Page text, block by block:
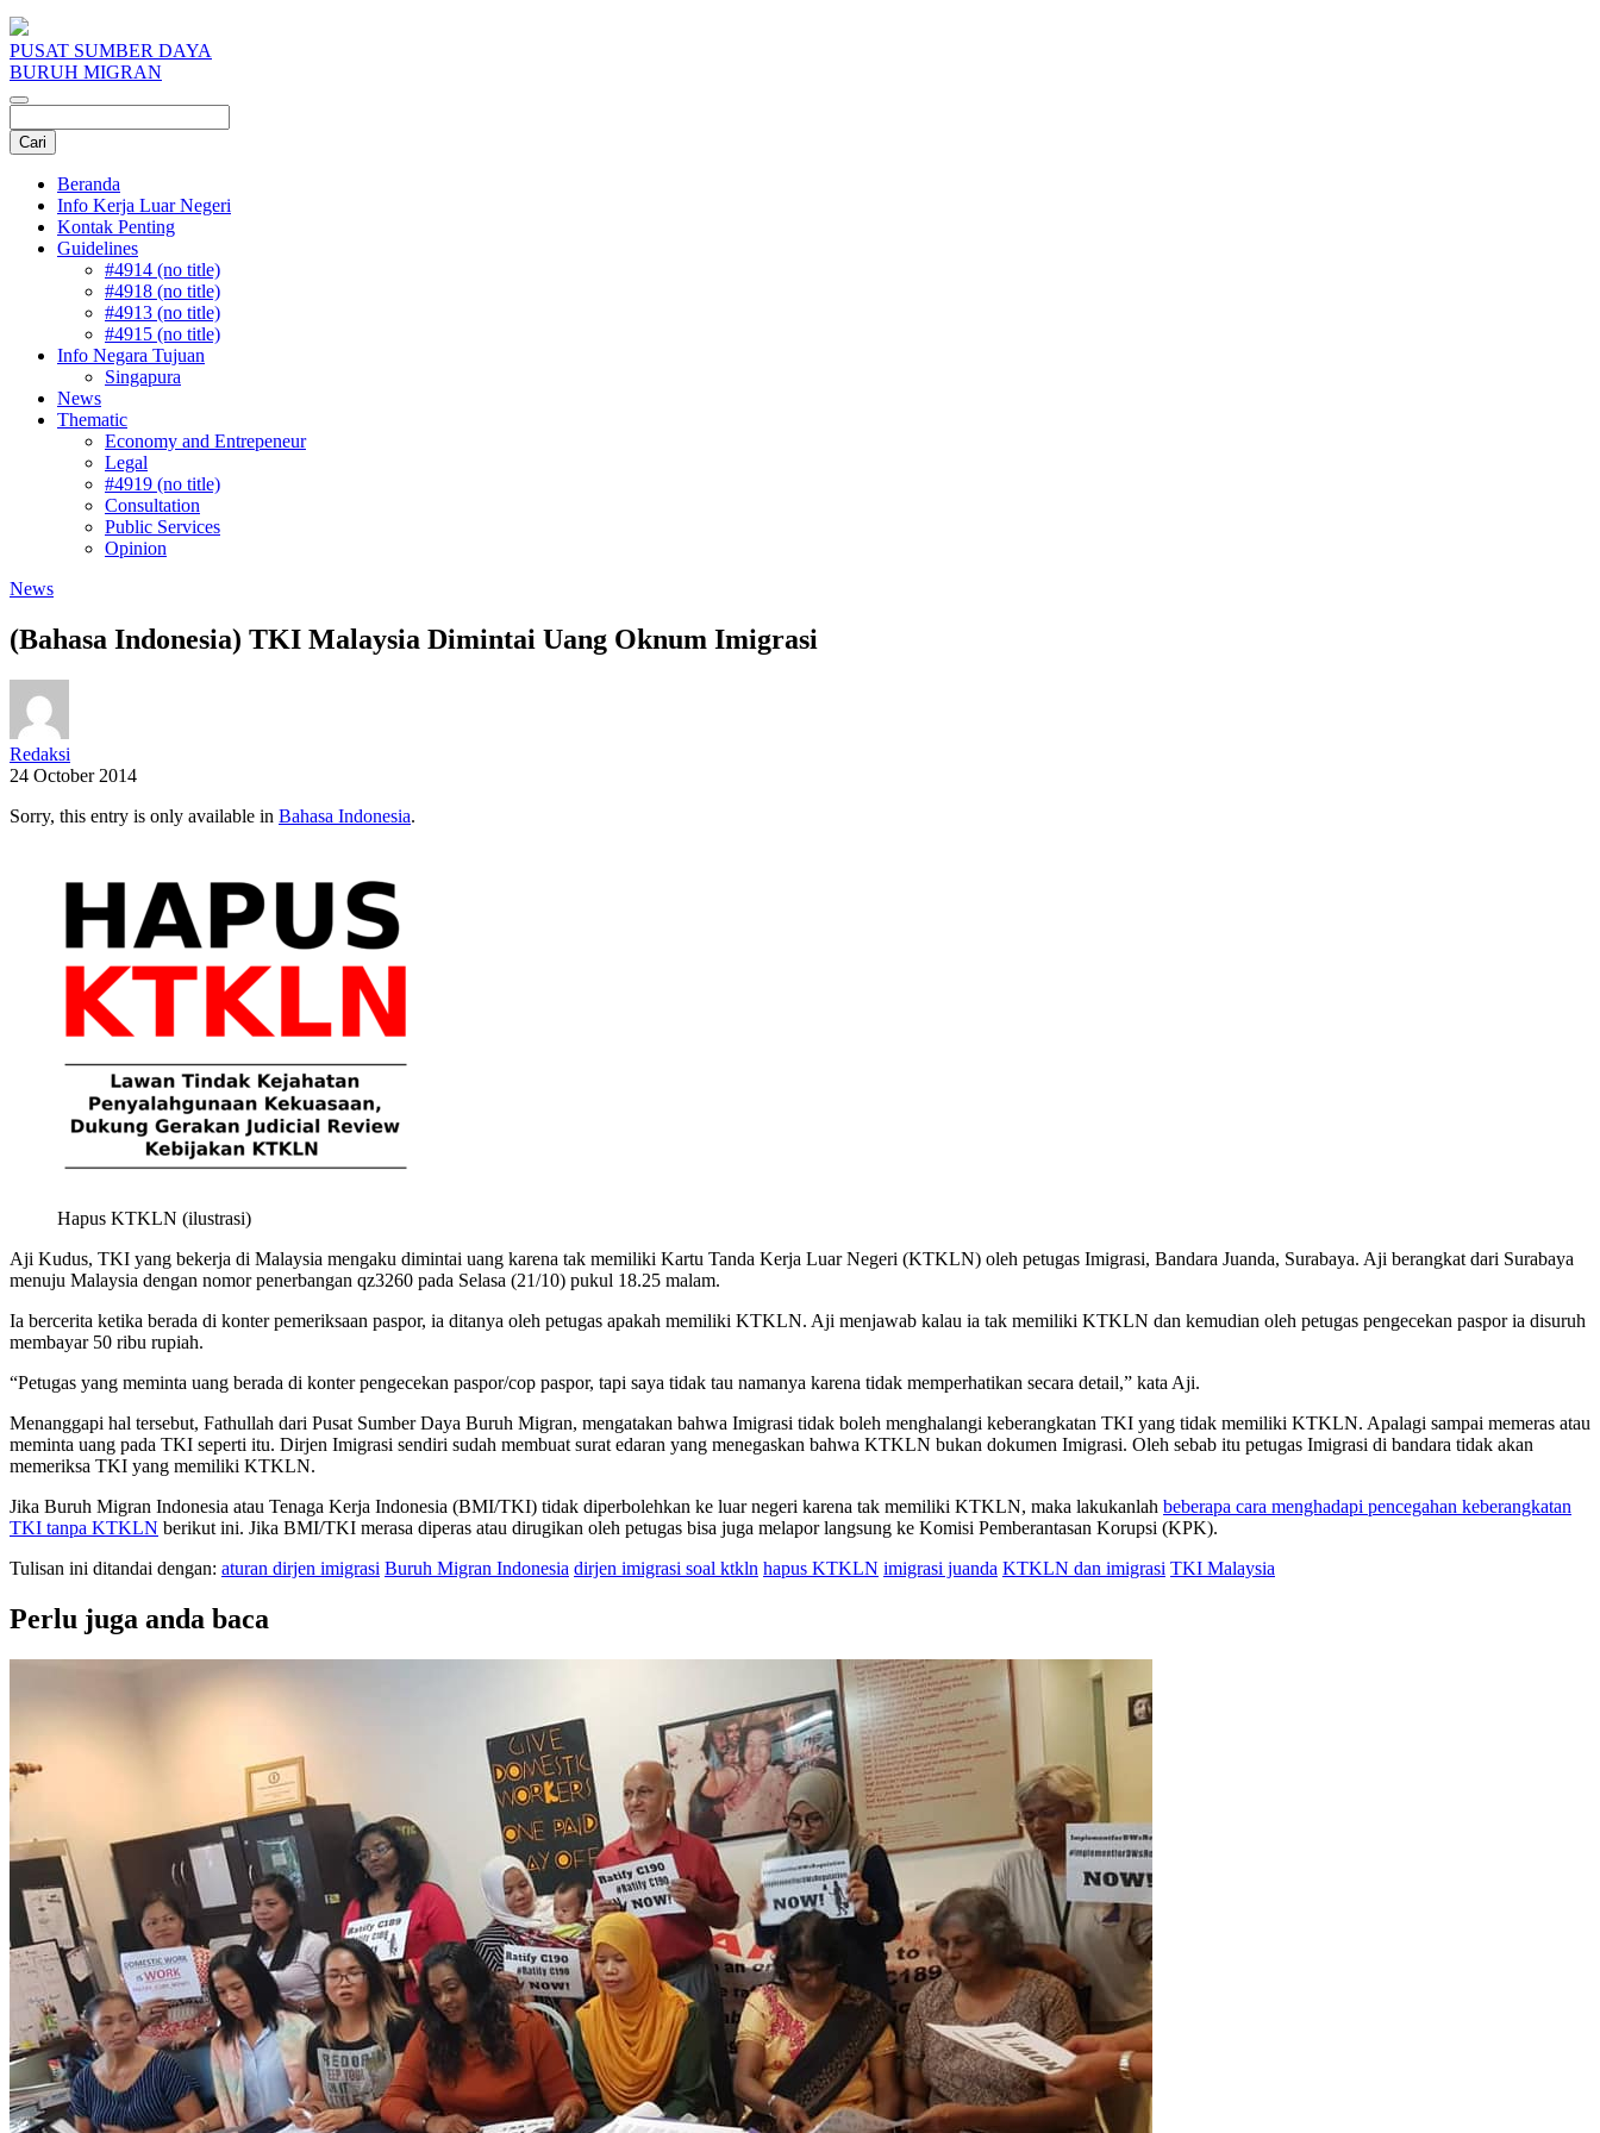
PUSAT SUMBER DAYA
BURUH MIGRAN
Beranda
Info Kerja Luar Negeri
Kontak Penting
Guidelines
#4914 (no title)
#4918 (no title)
#4913 (no title)
#4915 (no title)
Info Negara Tujuan
Singapura
News
Thematic
Economy and Entrepeneur
Legal
#4919 (no title)
Consultation
Public Services
Opinion
News
(Bahasa Indonesia) TKI Malaysia Dimintai Uang Oknum Imigrasi
Redaksi
24 October 2014
Sorry, this entry is only available in Bahasa Indonesia.
Hapus KTKLN (ilustrasi)
Aji Kudus, TKI yang bekerja di Malaysia mengaku dimintai uang karena tak memiliki Kartu Tanda Kerja Luar Negeri (KTKLN) oleh petugas Imigrasi, Bandara Juanda, Surabaya. Aji berangkat dari Surabaya
menuju Malaysia dengan nomor penerbangan qz3260 pada Selasa (21/10) pukul 18.25 malam.
Ia bercerita ketika berada di konter pemeriksaan paspor, ia ditanya oleh petugas apakah memiliki KTKLN. Aji menjawab kalau ia tak memiliki KTKLN dan kemudian oleh petugas pengecekan paspor ia disuruh
membayar 50 ribu rupiah.
“Petugas yang meminta uang berada di konter pengecekan paspor/cop paspor, tapi saya tidak tau namanya karena tidak memperhatikan secara detail,” kata Aji.
Menanggapi hal tersebut, Fathullah dari Pusat Sumber Daya Buruh Migran, mengatakan bahwa Imigrasi tidak boleh menghalangi keberangkatan TKI yang tidak memiliki KTKLN. Apalagi sampai memeras atau
meminta uang pada TKI seperti itu. Dirjen Imigrasi sendiri sudah membuat surat edaran yang menegaskan bahwa KTKLN bukan dokumen Imigrasi. Oleh sebab itu petugas Imigrasi di bandara tidak akan
memeriksa TKI yang memiliki KTKLN.
Jika Buruh Migran Indonesia atau Tenaga Kerja Indonesia (BMI/TKI) tidak diperbolehkan ke luar negeri karena tak memiliki KTKLN, maka lakukanlah beberapa cara menghadapi pencegahan keberangkatan
TKI tanpa KTKLN berikut ini. Jika BMI/TKI merasa diperas atau dirugikan oleh petugas bisa juga melapor langsung ke Komisi Pemberantasan Korupsi (KPK).
Tulisan ini ditandai dengan: aturan dirjen imigrasi Buruh Migran Indonesia dirjen imigrasi soal ktkln hapus KTKLN imigrasi juanda KTKLN dan imigrasi TKI Malaysia
Perlu juga anda baca